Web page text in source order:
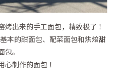
烤出来的手工面包，精致极了！
本的甜面包、​​配菜面包和烘焙甜
。
心制作的面包！